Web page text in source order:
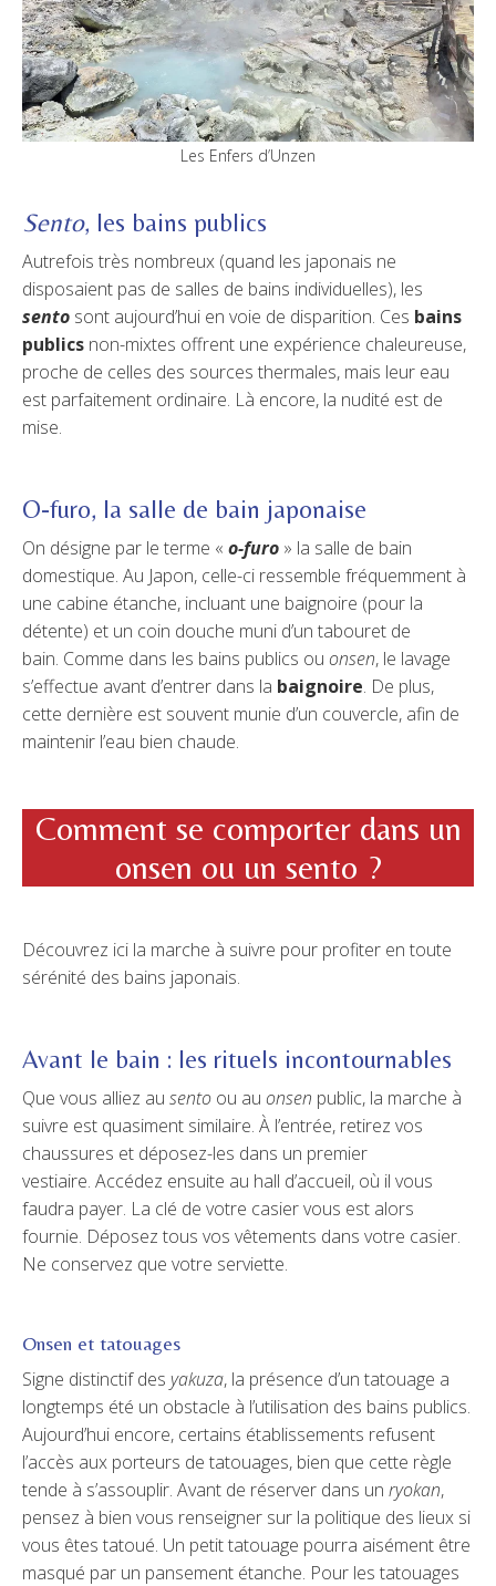
Les Enfers d’Unzen
Sento, les bains publics
Autrefois très nombreux (quand les japonais ne
disposaient pas de salles de bains individuelles), les
sento sont aujourd’hui en voie de disparition. Ces bains
publics non-mixtes offrent une expérience chaleureuse,
proche de celles des sources thermales, mais leur eau
est parfaitement ordinaire. Là encore, la nudité est de
mise.
O-furo, la salle de bain japonaise
On désigne par le terme « o-furo » la salle de bain
domestique. Au Japon, celle-ci ressemble fréquemment à
une cabine étanche, incluant une baignoire (pour la
détente) et un coin douche muni d’un tabouret de
bain. Comme dans les bains publics ou onsen, le lavage
s’effectue avant d’entrer dans la baignoire. De plus,
cette dernière est souvent munie d’un couvercle, afin de
maintenir l’eau bien chaude.
Comment se comporter dans un
onsen ou un sento ?
Découvrez ici la marche à suivre pour profiter en toute
sérénité des bains japonais.
Avant le bain : les rituels incontournables
Que vous alliez au sento ou au onsen public, la marche à
suivre est quasiment similaire. À l’entrée, retirez vos
chaussures et déposez-les dans un premier
vestiaire. Accédez ensuite au hall d’accueil, où il vous
faudra payer. La clé de votre casier vous est alors
fournie. Déposez tous vos vêtements dans votre casier.
Ne conservez que votre serviette.
Onsen et tatouages
Signe distinctif des yakuza, la présence d’un tatouage a
longtemps été un obstacle à l’utilisation des bains publics.
Aujourd’hui encore, certains établissements refusent
l’accès aux porteurs de tatouages, bien que cette règle
tende à s’assouplir. Avant de réserver dans un ryokan,
pensez à bien vous renseigner sur la politique des lieux si
vous êtes tatoué. Un petit tatouage pourra aisément être
masqué par un pansement étanche. Pour les tatouages